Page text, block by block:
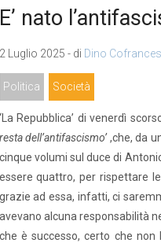
E’ nato
2 Luglio 2025 - di Dino
Politica Società
‘La Repubblica’ di venerdì
resta dell’antifascismo’,che, da
cinque volumi sul duce di
essere quattro, per rispettare
grazie ad essa, infatti, ci
avevano alcuna responsabilità
che è successo, certo che